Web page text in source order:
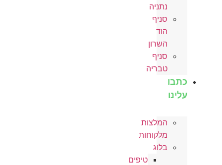
נתניה
סניף
הוד
השרון
סניף
טבריה
כתבו
עלינו
המלצות
מלקוחות
בלוג
טיפים